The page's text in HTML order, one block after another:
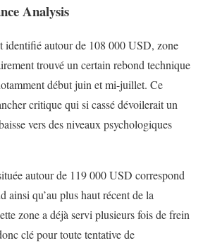
Analysis
identifié autour de 108 000 USD, zone
trouvé un certain rebond technique
début juin et mi-juillet. Ce
critique qui si cassé dévoilerait un
vers des niveaux psychologiques
autour de 119 000 USD correspond
ainsi qu’au plus haut récent de la
zone a déjà servi plusieurs fois de frein
clé pour toute tentative de